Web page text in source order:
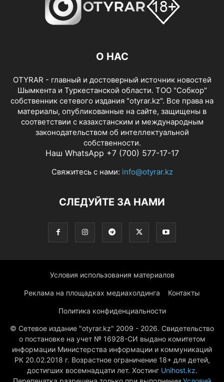
О НАС
OTYRAR - главный и достоверный источник новостей
Шымкента и Туркестанской области. ТОО "Собкор"
собственник сетевого издания "otyrar.kz". Все права на
материалы, опубликованные на сайте, защищены в
соответствии с казахстанским и международным
законодательством об интеллектуальной
собственности.
Наш WhatsApp +7 (700) 577-17-17
Свяжитесь с нами: info@otyrar.kz
СЛЕДУЙТЕ ЗА НАМИ
Условия использования материалов
Реклама на площадках медиахолдинга Контакты
Политика конфиденциальности
© Сетевое издание "otyrar.kz" 2009 - 2026. Свидетельство
о постановке на учет № 16928-СИ выдано комитетом
информации Министерства информации и коммуникаций
РК 20.02.2018 г. Возрастное ограничение 18+ для детей,
достигших восемнадцати лет. Хостинг Unihost.kz.